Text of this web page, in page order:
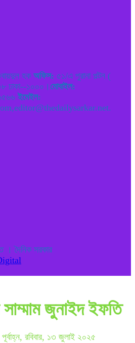
হক অফিস: ৫১/এ পুরানা পল্টন (
ঢাকা--১০০০। মোবাইল:
ইমেইল:
দৈনিক সরকার
সাম্মাম জুনাইদ ইফতি
রবিবার, ১৩ জুলাই ২০২৫